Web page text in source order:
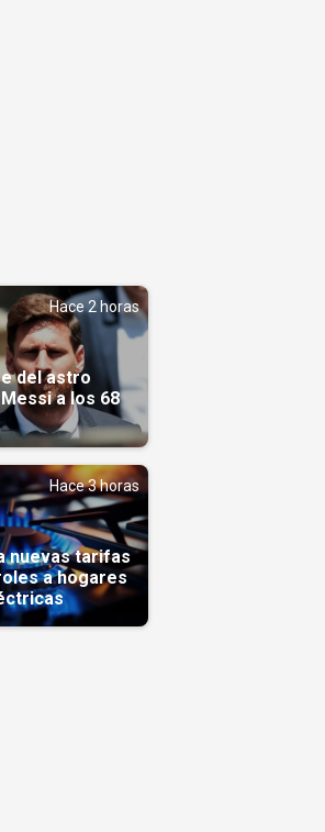
Hace 2 horas
del astro
a los 68
Hace 3 horas
nuevas tarifas
a hogares